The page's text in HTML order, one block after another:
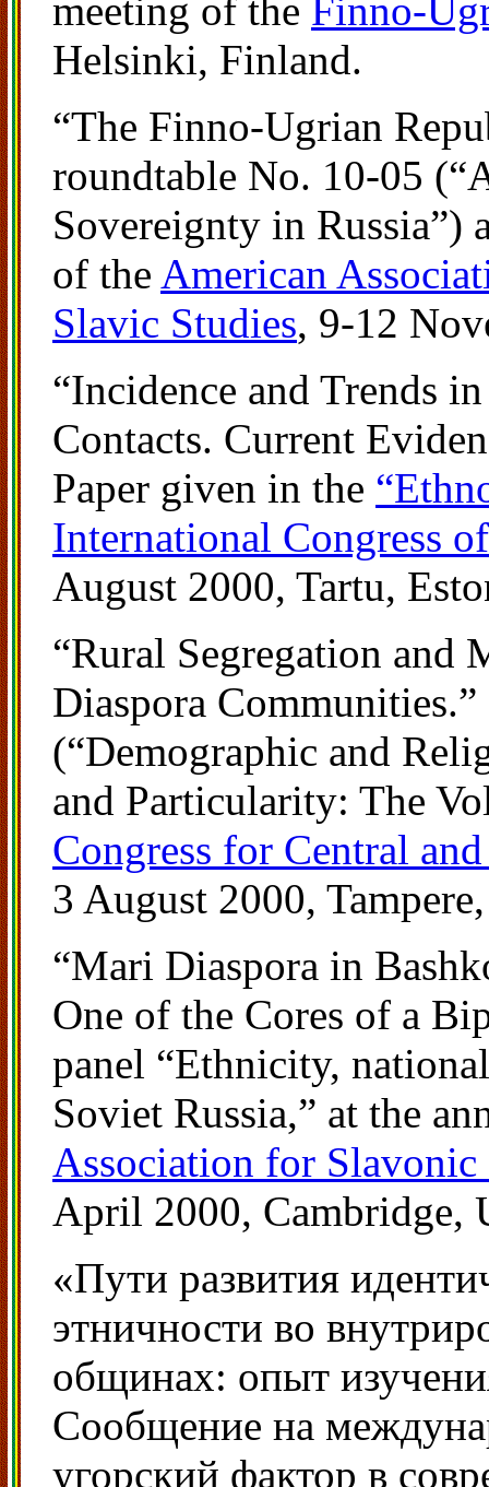
meeting of the Finno-
Helsinki, Finland.
“The Finno-Ugrian
roundtable No. 10-05
Sovereignty in Russia”)
of the American
Slavic Studies, 9-12
“Incidence and Trends
Contacts. Current
Paper given in the
International Congress
August 2000, Tartu,
“Rural Segregation
Diaspora
(“Demographic and
and Particularity: The
Congress for Central
3 August 2000,
“Mari Diaspora in
One of the Cores of a
panel “Ethnicity,
Soviet Russia,” at the
Association for Slavonic
April 2000, Cambridge,
«Пути развития
этничности во
общинах: опыт
Сообщение на
угорский фактор в